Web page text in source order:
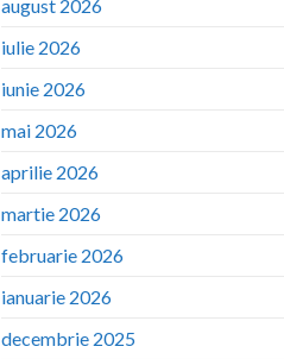
august 2026
iulie 2026
iunie 2026
mai 2026
aprilie 2026
martie 2026
februarie 2026
ianuarie 2026
decembrie 2025